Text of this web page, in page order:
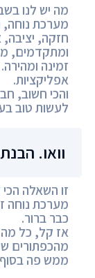
מה יש לנו
מערכת נוחה,
חזקה,
ומתקדמים,
זמינה
אפליקציות.
והכי חשוב,
לעשות טוב
וואו.
זו השאלה
מערכת נוחה
כבר ברור.
אז קל, כל
מהכפתורים
ממש פה